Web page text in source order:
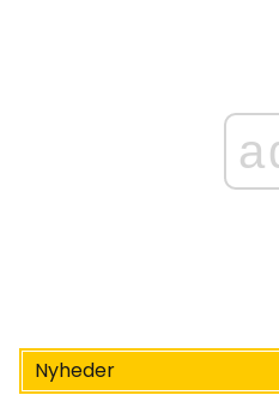
Nyheder